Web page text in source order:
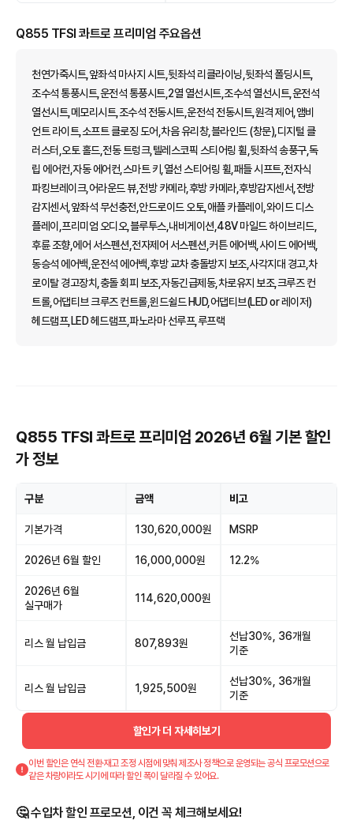
Q855 TFSI 콰트로 프리미엄 주요옵션
천연가죽시트,앞좌석 마사지 시트,뒷좌석 리클라이닝,뒷좌석 폴딩시트,
조수석 통풍시트,운전석 통풍시트,2열 열선시트,조수석 열선시트,운전석
열선시트,메모리시트,조수석 전동시트,운전석 전동시트,원격 제어,앰비
언트 라이트,소프트 클로징 도어,차음 유리창,블라인드 (창문),디지털 클
러스터,오토 홀드,전동 트렁크,텔레스코픽 스티어링 휠,뒷좌석 송풍구,독
립 에어컨,자동 에어컨,스마트 키,열선 스티어링 휠,패들 시프트,전자식
파킹브레이크,어라운드 뷰,전방 카메라,후방 카메라,후방감지센서,전방
감지센서,앞좌석 무선충전,안드로이드 오토,애플 카플레이,와이드 디스
플레이,프리미엄 오디오,블루투스,내비게이션,48V 마일드 하이브리드,
후륜 조향,에어 서스펜션,전자제어 서스펜션,커튼 에어백,사이드 에어백,
동승석 에어백,운전석 에어백,후방 교차 충돌방지 보조,사각지대 경고,차
로이탈 경고장치,충돌 회피 보조,자동긴급제동,차로유지 보조,크루즈 컨
트롤,어댑티브 크루즈 컨트롤,윈드쉴드 HUD,어댑티브(LED or 레이저)
헤드램프,LED 헤드램프,파노라마 선루프,루프랙
Q855 TFSI 콰트로 프리미엄 2026년 6월 기본 할인
가 정보
구분 금액 비고
기본가격 130,620,000원 MSRP
2026년 6월 할인 16,000,000원 12.2%
2026년 6월
실구매가
114,620,000원
리스 월 납입금 807,893원
선납30%, 36개월
기준
리스 월 납입금 1,925,500원
선납30%, 36개월
기준
할인가 더 자세히보기
이번 할인은 연식 전환·재고 조정 시점에 맞춰 제조사 정책으로 운영되는 공식 프로모션으로
같은 차량이라도 시기에 따라 할인 폭이 달라질 수 있어요.
🤔 수입차 할인 프로모션, 이건 꼭 체크해보세요!